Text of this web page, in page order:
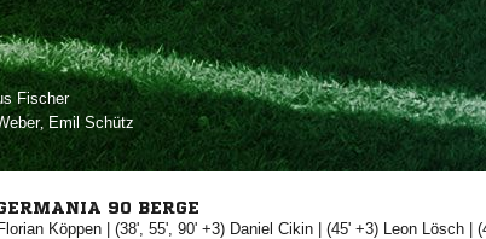

,  
90 BERGE
| (38', 55', 90' +3)  | (45' +3) |